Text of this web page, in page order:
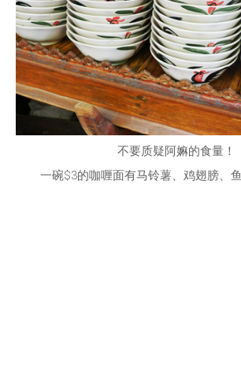
不要质疑阿嫲的食量！
一碗$3的咖喱面有马铃薯、鸡翅膀、